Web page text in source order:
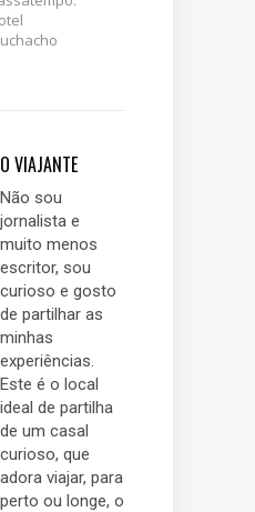
O VIAJANTE
Não sou
jornalista e
muito menos
escritor, sou
curioso e gosto
de partilhar as
minhas
experiências.
Este é o local
ideal de partilha
de um casal
curioso, que
adora viajar, para
perto ou longe, o